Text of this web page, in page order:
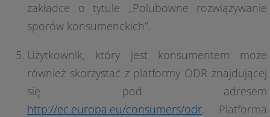
zakładce o tytule „Polubowne rozwiązywanie
sporów konsumenckich”.
Użytkownik, który jest konsumentem może
również skorzystać z platformy ODR znajdującej
się pod adresem
http://ec.europa.eu/consumers/odr. Platforma